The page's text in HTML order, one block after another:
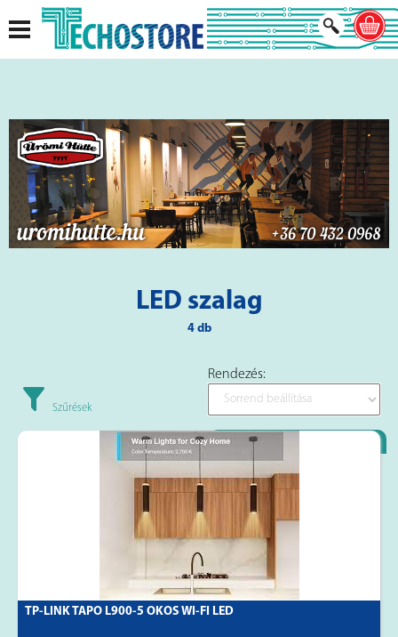
LED szalag
4 db
Szűrések
Rendezés:
Loyality Partner
TP-LINK TAPO L900-5 OKOS WI-FI LED